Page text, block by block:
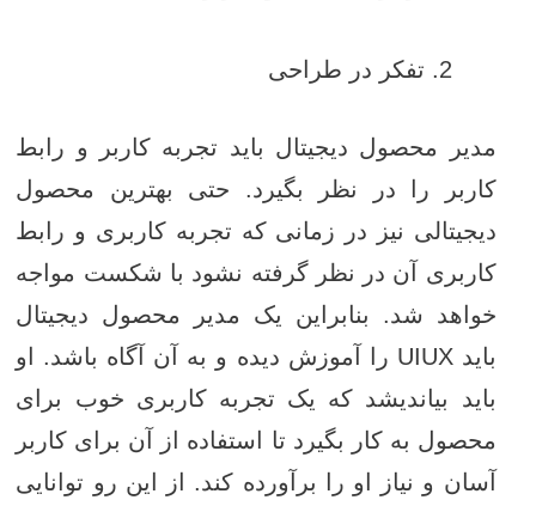
تفکر در طراحی
مدیر محصول دیجیتال باید تجربه کاربر و رابط
کاربر را در نظر بگیرد. حتی بهترین محصول
دیجیتالی نیز در زمانی که تجربه کاربری و رابط
کاربری آن در نظر گرفته نشود با شکست مواجه
خواهد شد. بنابراین یک مدیر محصول دیجیتال
باید UIUX را آموزش دیده و به آن آگاه باشد. او
باید بیاندیشد که یک تجربه کاربری خوب برای
محصول به کار بگیرد تا استفاده از آن برای کاربر
آسان و نیاز او را برآورده کند. از این رو توانایی